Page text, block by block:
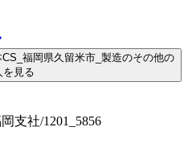
福岡県久留米市_製造のその他の
を見る
支社/1201_5856